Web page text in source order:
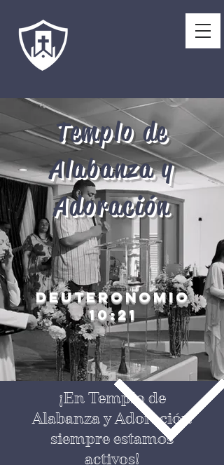
Templo de
Alabanza y
Adoración
DEUTERONOMIO
10:21
¡En Templo de
Alabanza y Adoración
siempre estamos
activos!